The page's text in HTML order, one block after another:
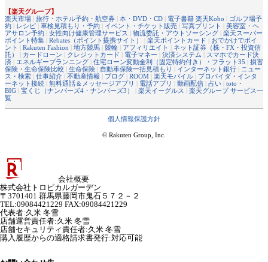
【楽天グループ】
楽天市場 | 旅行・ホテル予約・航空券 | 本・DVD・CD | 電子書籍 楽天Kobo | ゴルフ場予
約 | レシピ | 車検見積もり・予約 | イベント・チケット販売 | 写真プリント | 美容室・ヘ
アサロン予約 | 女性向け健康管理サービス | 物流委託・アウトソーシング | 楽天スーパー
ポイント特集 | Rebates（ポイント提携サイト） | 楽天ポイントカード | おでかけでポイ
ント | Rakuten Fashion | 地方競馬 | 競輪 | アフィリエイト | ネット証券（株・FX・投資信
託）
| カードローン | クレジットカード | 電子マネー | 決済システム | スマホでカード決
済 | エネルギープランニング | 住宅ローン変動金利（固定特約付き）・フラット35 | 損害
保険・生命保険比較 | 生命保険 | 自動車保険一括見積もり | インターネット銀行 | ニュー
ス・検索 | 仕事紹介 | 不動産情報 | ブログ | ROOM | 楽天モバイル | プロバイダ・インタ
ーネット接続 | 無料通話＆メッセージアプリ | 電話アプリ | 動画配信 | 占い | toto・
BIG | 宝くじ（ナンバーズ4・ナンバーズ3） | 楽天イーグルス | 楽天グループ サービス一
覧
個人情報保護方針
© Rakuten Group, Inc.
会社概要
株式会社トロピカルガーデン
〒3701401 群馬県藤岡市鬼石５７２－２
TEL:09084421229 FAX:09084421229
代表者:久米 冬雪
店舗運営責任者:久米 冬雪
店舗セキュリティ責任者:久米 冬雪
購入履歴からの適格請求書発行:対応可能